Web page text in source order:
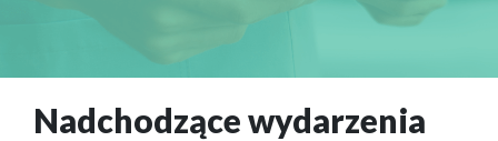
Nadchodzące wydarzenia